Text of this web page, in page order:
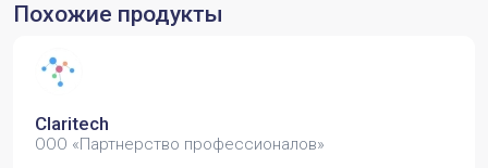
Похожие продукты
Claritech
ООО «Партнерство профессионалов»